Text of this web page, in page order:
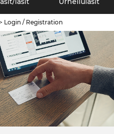
Login / Registration